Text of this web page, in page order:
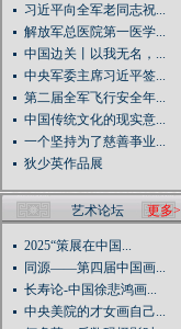
习近平向全军老同志祝...
解放军总医院第一医学...
中国边关丨以我无名，...
中央军委主席习近平签...
第二届全军飞行安全年...
中国传统文化的现实意...
一个坚持为了慈善亊业...
狄少英作品展
艺术论坛 更多>
2025“策展在中国...
同源——第四届中国画...
长寿论-中国徐悲鸿画...
中央美院的才女画自己...